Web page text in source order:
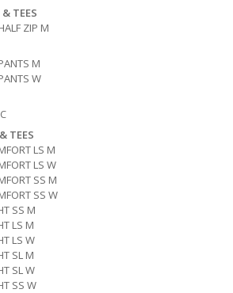
TEES
ZIP M
M
W
TEES
LS M
LS W
SS M
SS W
SS M
LS M
LS W
SL M
SL W
SS W